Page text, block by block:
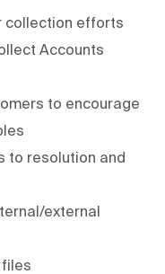
collection efforts
Accounts
to encourage
to resolution and
external